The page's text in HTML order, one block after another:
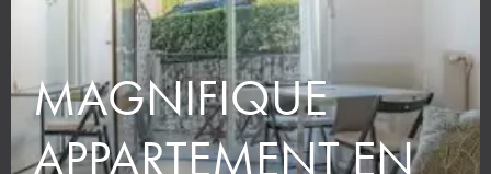
MAGNIFIQUE
APPARTEMENT EN